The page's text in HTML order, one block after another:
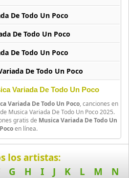
De Todo Un Poco
De Todo Un Poco
De Todo Un Poco
De Todo Un Poco
Variada De Todo Un Poco
Version) -Musica Variada De
De Todo Un Poco
Variada De Todo Un Poco
De Todo Un Poco
Variada De Todo Un Poco
Variada De Todo Un Poco, canciones en
Musica Variada De Todo Un Poco 2025.
gratis de Musica Variada De Todo Un
Pocoen línea.
los artistas:
G H I J K L M
N